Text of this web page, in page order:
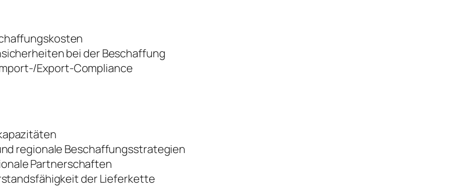
bei der Beschaffung
Export-Compliance
regionale Beschaffungsstrategien
Partnerschaften
der Lieferkette